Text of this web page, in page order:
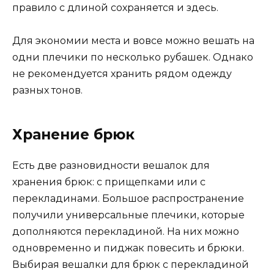
правило с длиной сохраняется и здесь.
Для экономии места и вовсе можно вешать на
одни плечики по несколько рубашек. Однако
не рекомендуется хранить рядом одежду
разных тонов.
Хранение брюк
Есть две разновидности вешалок для
хранения брюк: с прищепками или с
перекладинами. Большое распространение
получили универсальные плечики, которые
дополняются перекладиной. На них можно
одновременно и пиджак повесить и брюки.
Выбирая вешалки для брюк с перекладиной